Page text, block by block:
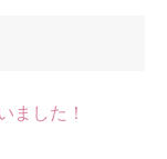
ました！